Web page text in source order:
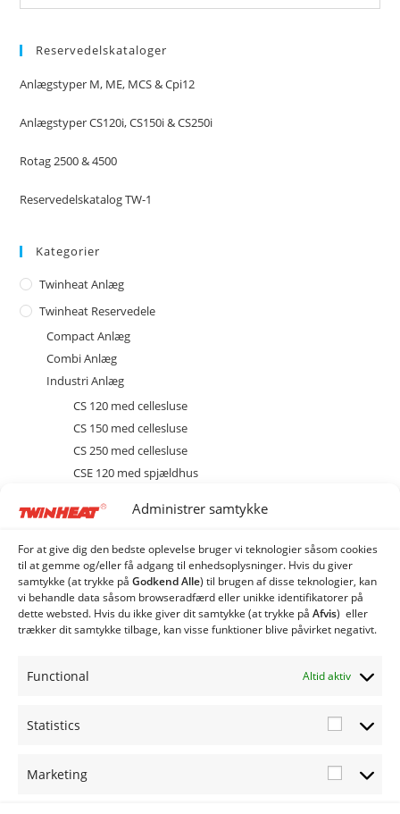
Administrer samtykke
For at give dig den bedste oplevelse bruger vi teknologier såsom cookies
til at gemme og/eller få adgang til enhedsoplysninger. Hvis du giver
samtykke (at trykke på Godkend Alle) til brugen af ​​disse teknologier, kan
vi behandle data såsom browseradfærd eller unikke identifikatorer på
dette websted. Hvis du ikke giver dit samtykke (at trykke på Afvis) eller
trækker dit samtykke tilbage, kan visse funktioner blive påvirket negativt.
Functional Altid aktiv
Statistics
Marketing
Reservedelskataloger
Anlægstyper M, ME, MCS & Cpi12
Anlægstyper CS120i, CS150i & CS250i
Rotag 2500 & 4500
Reservedelskatalog TW-1
Kategorier
Twinheat Anlæg
Twinheat Reservedele
Compact Anlæg
Combi Anlæg
Industri Anlæg
CS 120 med cellesluse
CS 150 med cellesluse
CS 250 med cellesluse
CSE 120 med spjældhus
Diverse
Ekstraudstyr og tilbehør
EL
Kedel
Sprinkler
CSE 250 med spjældhus